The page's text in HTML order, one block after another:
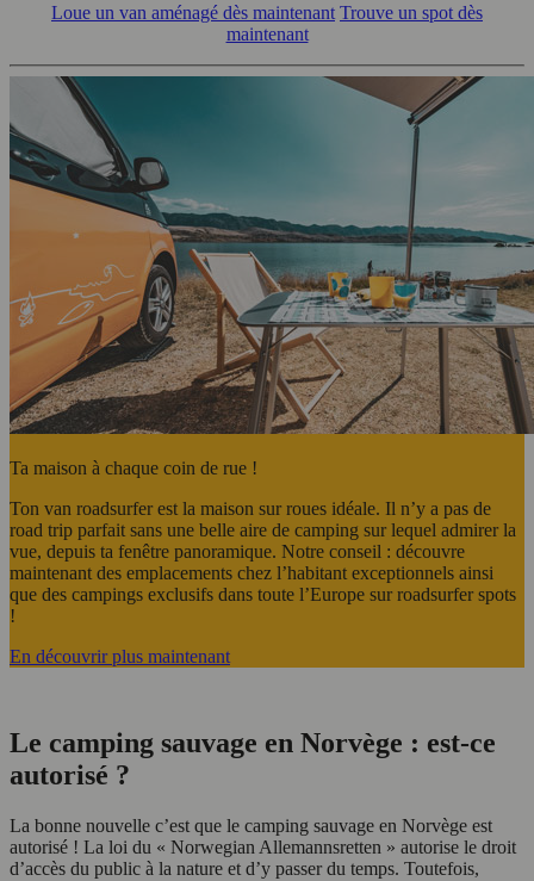
Loue un van aménagé dès maintenant Trouve un spot dès
maintenant
Ta maison à chaque coin de rue !
Ton van roadsurfer est la maison sur roues idéale. Il n’y a pas de
road trip parfait sans une belle aire de camping sur lequel admirer la
vue, depuis ta fenêtre panoramique. Notre conseil : découvre
maintenant des emplacements chez l’habitant exceptionnels ainsi
que des campings exclusifs dans toute l’Europe sur roadsurfer spots
!
En découvrir plus maintenant
Le camping sauvage en Norvège : est-ce
autorisé ?
La bonne nouvelle c’est que le camping sauvage en Norvège est
autorisé ! La loi du « Norwegian Allemannsretten » autorise le droit
d’accès du public à la nature et d’y passer du temps. Toutefois,